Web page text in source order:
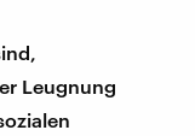
Leugnung